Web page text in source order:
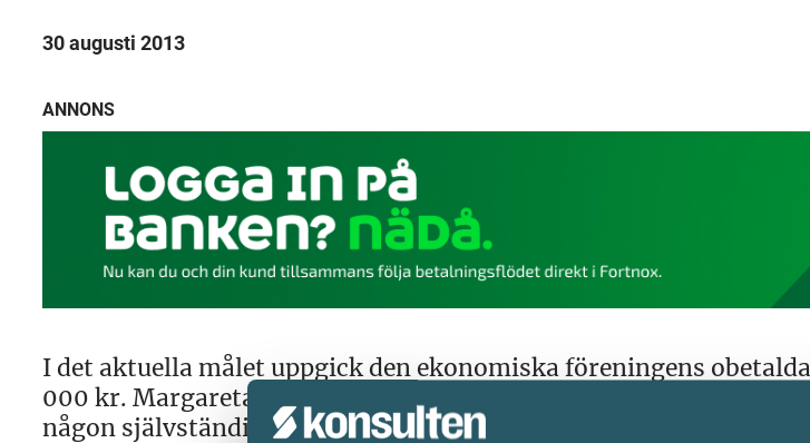
30 augusti 2013
ANNONS
I det aktuella målet uppgick den ekonomiska föreningens
000 kr. Margareta var styrelseledamot och hade
någon självständig ställning i föreningen och inte tillgång till